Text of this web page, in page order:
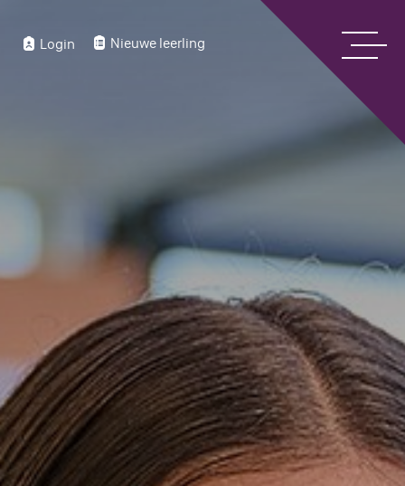
Home
Over ons
Bekijk onze digitale schoolgids
Wie zijn wij?
Ons onderwijs
Login Nieuwe leerling